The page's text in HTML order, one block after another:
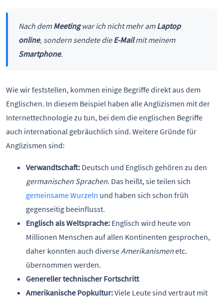
Nach demMeetingwar ich nicht mehr amLaptop
online, sondern sendete dieE-Mailmit meinem
Smartphone.
Wie wir feststellen, kommen einige Begriffe direkt aus dem
Englischen. In diesem Beispiel haben alle Anglizismen mit der
Internettechnologie zu tun, bei dem die englischen Begriffe
auch international gebräuchlich sind. Weitere Gründe für
Anglizismen sind:
Verwandtschaft: Deutsch und Englisch gehören zu den
germanischen Sprachen. Das heißt, sie teilen sich
gemeinsame Wurzeln und haben sich schon früh
gegenseitig beeinflusst.
Englisch als Weltsprache: Englisch wird heute von
Millionen Menschen auf allen Kontinenten gesprochen,
daher konnten auch diverseAmerikanismenetc.
übernommen werden.
Genereller technischer Fortschritt
Amerikanische Popkultur:Viele Leute sind vertraut mit